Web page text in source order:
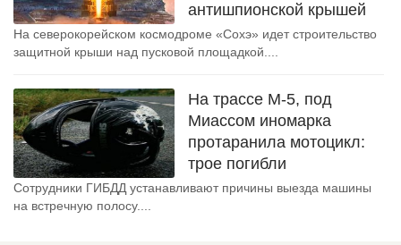
антишпионской крышей
На северокорейском космодроме «Сохэ» идет строительство
защитной крыши над пусковой площадкой....
На трассе М-5, под
Миассом иномарка
протаранила мотоцикл:
трое погибли
Сотрудники ГИБДД устанавливают причины выезда машины
на встречную полосу....